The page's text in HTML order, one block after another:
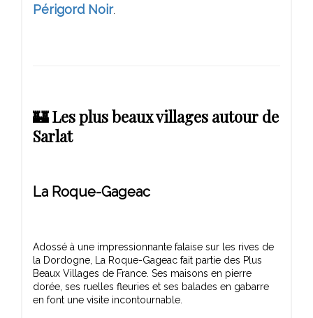
Périgord Noir
🏰 Les plus beaux villages autour de
Sarlat
La Roque-Gageac
Adossé à une impressionnante falaise sur les rives de
la Dordogne, La Roque-Gageac fait partie des Plus
Beaux Villages de France. Ses maisons en pierre
dorée, ses ruelles fleuries et ses balades en gabarre